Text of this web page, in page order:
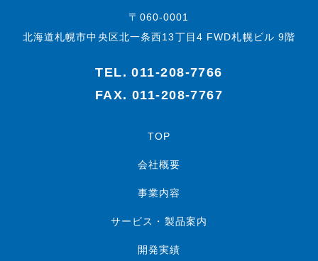
〒060-0001
北海道札幌市中央区北一条西13丁目4 FWD札幌ビル 9階
TEL.011-208-7766
FAX. 011-208-7767
TOP
会社概要
事業内容
サービス・製品案内
開発実績